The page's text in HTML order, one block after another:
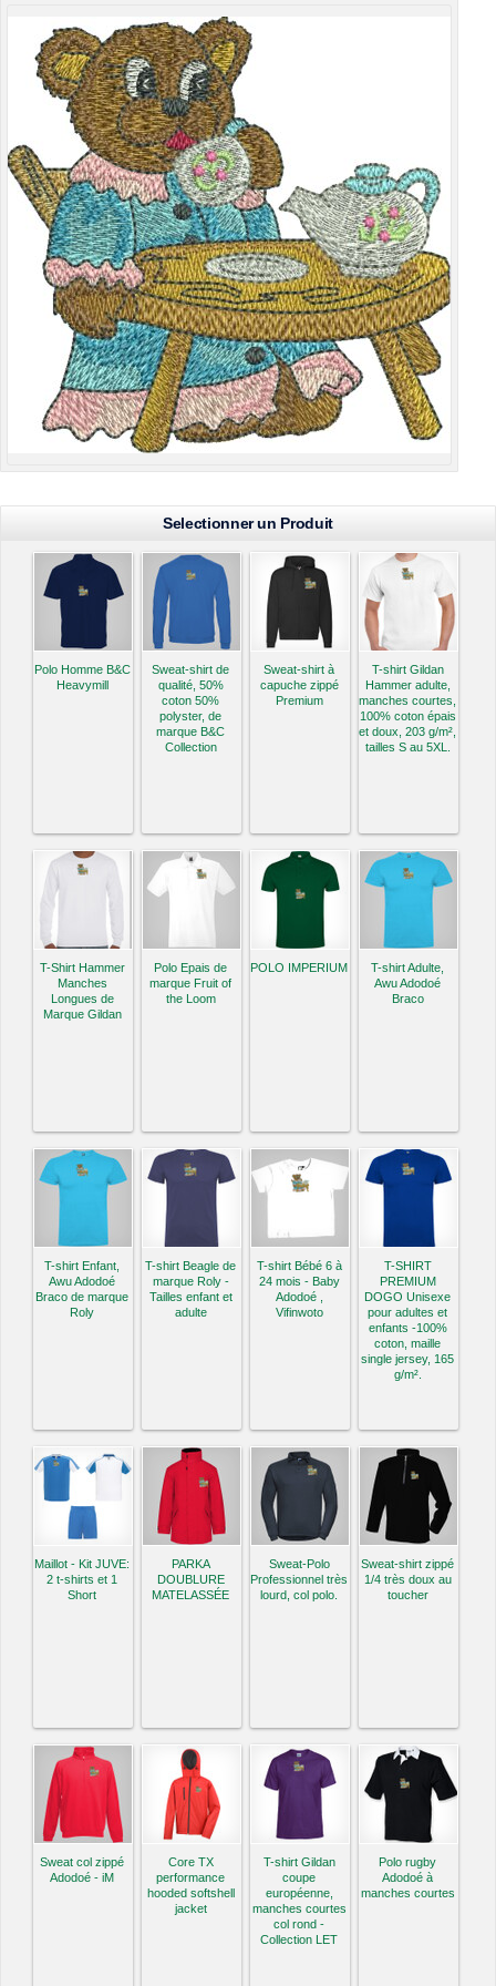
Selectionner un Produit
Polo Homme B&C
Heavymill
Sweat-shirt de
qualité, 50%
coton 50%
polyster, de
marque B&C
Collection
Sweat-shirt à
capuche zippé
Premium
T-shirt Gildan
Hammer adulte,
manches courtes,
100% coton épais
et doux, 203 g/m²,
tailles S au 5XL.
T-Shirt Hammer
Manches
Longues de
Marque Gildan
Polo Epais de
marque Fruit of
the Loom
POLO IMPERIUM
T-shirt Adulte,
Awu Adodoé
Braco
T-shirt Enfant,
Awu Adodoé
Braco de marque
Roly
T-shirt Beagle de
marque Roly -
Tailles enfant et
adulte
T-shirt Bébé 6 à
24 mois - Baby
Adodoé ,
Vifinwoto
T-SHIRT
PREMIUM
DOGO Unisexe
pour adultes et
enfants -100%
coton, maille
single jersey, 165
g/m².
Maillot - Kit JUVE:
2 t-shirts et 1
Short
PARKA
DOUBLURE
MATELASSÉE
Sweat-Polo
Professionnel très
lourd, col polo.
Sweat-shirt zippé
1/4 très doux au
toucher
Sweat col zippé
Adodoé - iM
Core TX
performance
hooded softshell
jacket
T-shirt Gildan
coupe
européenne,
manches courtes
col rond -
Collection LET
Polo rugby
Adodoé à
manches courtes